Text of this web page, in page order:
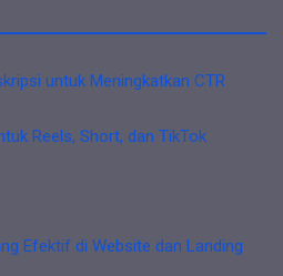
untuk Meningkatkan CTR
Reels, Short, dan TikTok
Efektif di Website dan Landing